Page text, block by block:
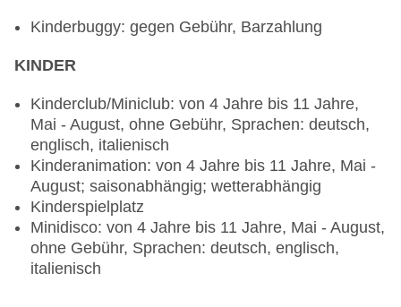
Kinderbuggy: gegen Gebühr, Barzahlung
KINDER
Kinderclub/Miniclub: von 4 Jahre bis 11 Jahre,
Mai - August, ohne Gebühr, Sprachen: deutsch,
englisch, italienisch
Kinderanimation: von 4 Jahre bis 11 Jahre, Mai -
August; saisonabhängig; wetterabhängig
Kinderspielplatz
Minidisco: von 4 Jahre bis 11 Jahre, Mai - August,
ohne Gebühr, Sprachen: deutsch, englisch,
italienisch